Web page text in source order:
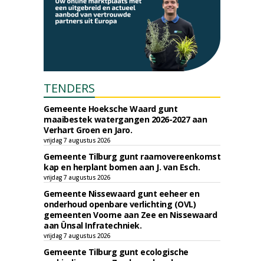
TENDERS
Gemeente Hoeksche Waard gunt
maaibestek watergangen 2026-2027 aan
Verhart Groen en Jaro.
vrijdag 7 augustus 2026
Gemeente Tilburg gunt raamovereenkomst
kap en herplant bomen aan J. van Esch.
vrijdag 7 augustus 2026
Gemeente Nissewaard gunt eeheer en
onderhoud openbare verlichting (OVL)
gemeenten Voorne aan Zee en Nissewaard
aan Ünsal Infratechniek.
vrijdag 7 augustus 2026
Gemeente Tilburg gunt ecologische